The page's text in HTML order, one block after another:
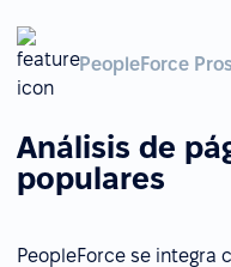
PeopleForce
Análisis de
populares
PeopleForce se integra